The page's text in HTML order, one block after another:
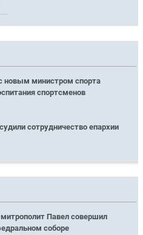
новым министром спорта
спортсменов
сотрудничество епархии
Павел совершил
соборе